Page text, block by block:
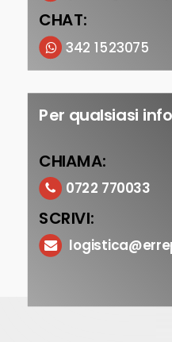
CHAT:
342 1523075
Per qualsiasi
CHIAMA:
0722 770033
SCRIVI: